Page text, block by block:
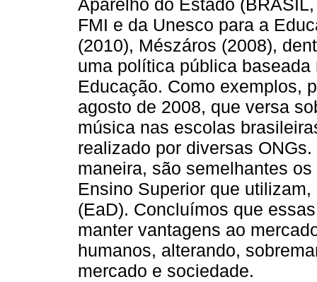
Aparelho do Estado
FMI e da Unesco para a
(2010), Mészáros (2008),
uma política pública
Educação. Como exemplos,
agosto de 2008, que versa
música nas escolas
realizado por diversas
maneira, são semelhantes
Ensino Superior que
(EaD). Concluímos que
manter vantagens ao
humanos, alterando,
mercado e sociedade.